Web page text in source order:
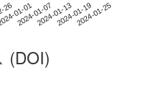
2601-01
2024-01-072024-01-132024-01-192024-01-25
(DOI)